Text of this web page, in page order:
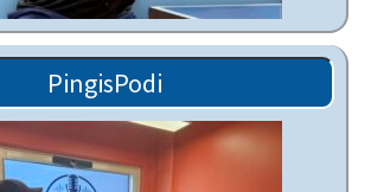
PingisPodi